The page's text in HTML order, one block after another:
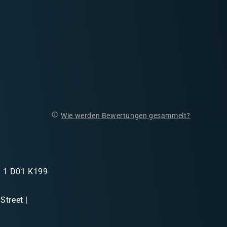
Wie werden Bewertungen gesammelt?
D01 K199
|